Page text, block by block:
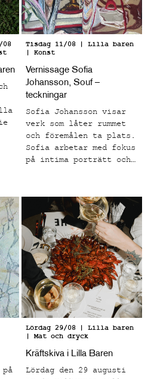
Tisdag 11/08 | Lilla baren
| Konst
Vernissage Sofia
Johansson, Souf –
teckningar
Sofia Johansson visar
verk som låter rummet
och föremålen ta plats.
Sofia arbetar med fokus
på intima porträtt och
känns både bekanta och
känslomässigt laddade.
Lördag 29/08 | Lilla baren
| Mat och dryck
Kräftskiva i Lilla Baren
Lördag den 29 augusti